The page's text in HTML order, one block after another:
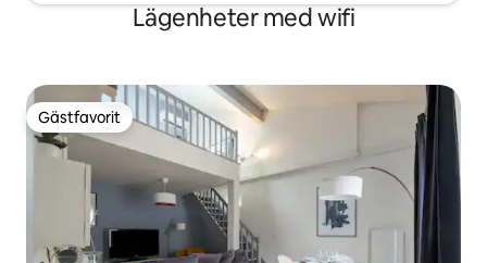
Lägenheter med wifi
Gästfavorit
Gästfavorit